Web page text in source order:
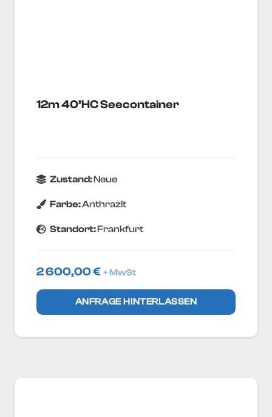
12m 40’HC Seecontainer
Zustand:Neue
Farbe:Anthrazit
Standort:Frankfurt
2 600,00€ + MwSt
ANFRAGE HINTERLASSEN